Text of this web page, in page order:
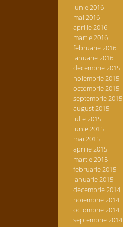
iunie 2016
mai 2016
aprilie 2016
martie 2016
februarie 2016
ianuarie 2016
decembrie 2015
noiembrie 2015
octombrie 2015
septembrie 2015
august 2015
iulie 2015
iunie 2015
mai 2015
aprilie 2015
martie 2015
februarie 2015
ianuarie 2015
decembrie 2014
noiembrie 2014
octombrie 2014
septembrie 2014